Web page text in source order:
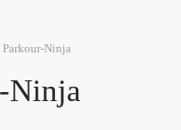
Ninja
Ninja